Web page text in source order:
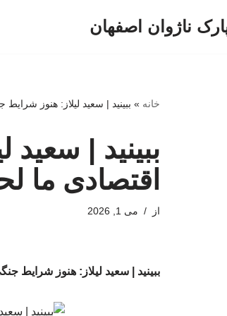
ناژوان اصفهان
خانه » ببینید | سعید لیلاز: هنوز
ببینید |
اقتصادی ما
از می 1, 2026
ببینید | سعید لیلاز: هنوز